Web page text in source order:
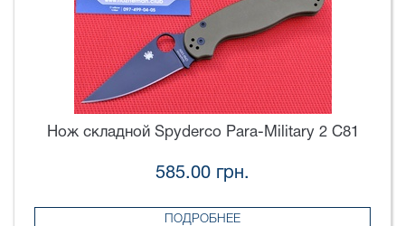
Нож складной Spyderco Para-Military 2 C81
585.00 грн.
ПОДРОБНЕЕ